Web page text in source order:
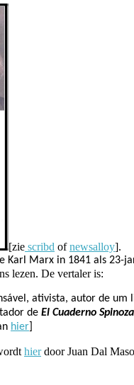
[zie scribd ofnewsalloy].
Karl Marx in 1841 als
lezen. De vertaler is:
ativista, autor de um
de El Cuaderno
hier
hierdoor Juan Dal